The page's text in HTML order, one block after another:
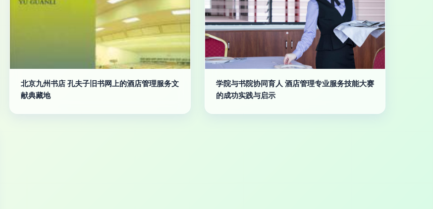
北京九州书店 孔夫子旧书网上的酒店管理服务文
献典藏地
学院与书院协同育人 酒店管理专业服务技能大赛
的成功实践与启示